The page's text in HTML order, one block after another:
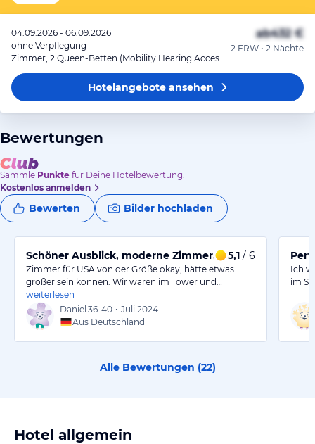
04.09.2026 - 06.09.2026
ohne Verpflegung
Zimmer, 2 Queen-Betten (Mobility Hearing Accessible, Tub)
ab432 €
2 ERW • 2 Nächte
Hotelangeboteansehen
Bewertungen
Sammle Punkte für Deine Hotelbewertung.
Kostenlos anmelden
Bewerten Bilder hochladen
Schöner Ausblick, moderne Zimmer, toller Service!
5,1 / 6
Zimmer für USA von der Größe okay, hätte etwas
größer sein können. Wir waren im Tower und…
weiterlesen
Daniel 36-40 • Juli 2024
Aus Deutschland
Ich
im
Alle Bewertungen (22)
Hotel allgemein